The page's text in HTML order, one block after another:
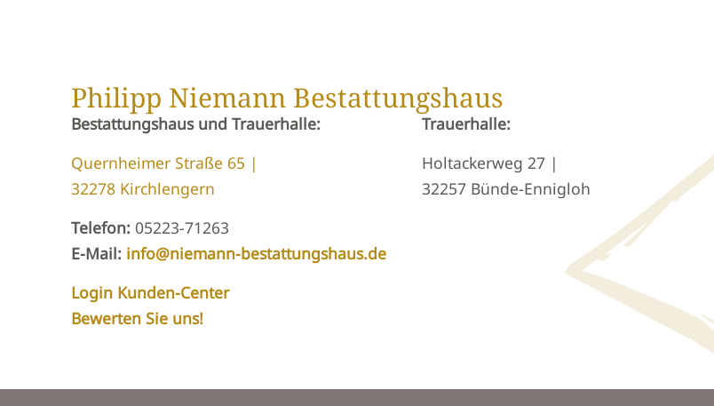
Philipp Niemann Bestattungshaus
Bestattungshaus und Trauerhalle:
Quernheimer Straße 65 |
32278 Kirchlengern
Telefon: 05223-71263
E-Mail: info@niemann-bestattungshaus.de
Trauerhalle:
Holtackerweg 27 |
32257 Bünde-Ennigloh
Login Kunden-Center
Bewerten Sie uns!